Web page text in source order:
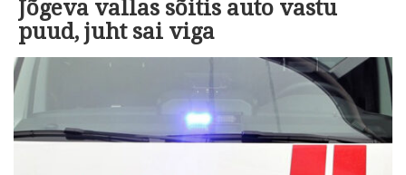
Jõgeva vallas sõitis auto vastu
puud, juht sai viga